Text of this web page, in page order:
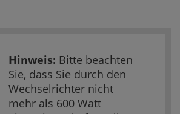
Hinweis: Bitte beachten
Sie, dass Sie durch den
Wechselrichter nicht
mehr als 600 Watt